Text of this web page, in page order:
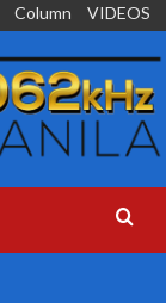
Column VIDEOS